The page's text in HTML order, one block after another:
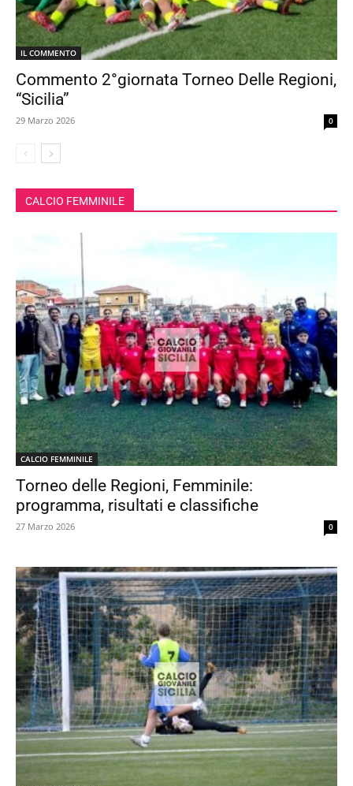
IL COMMENTO
Commento 2°giornata Torneo Delle Regioni,
“Sicilia”
29 Marzo 2026 0
CALCIO FEMMINILE
CALCIO FEMMINILE
Torneo delle Regioni, Femminile:
programma, risultati e classifiche
27 Marzo 2026 0